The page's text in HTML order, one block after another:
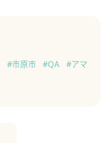
#市原市 #QA
#アマ